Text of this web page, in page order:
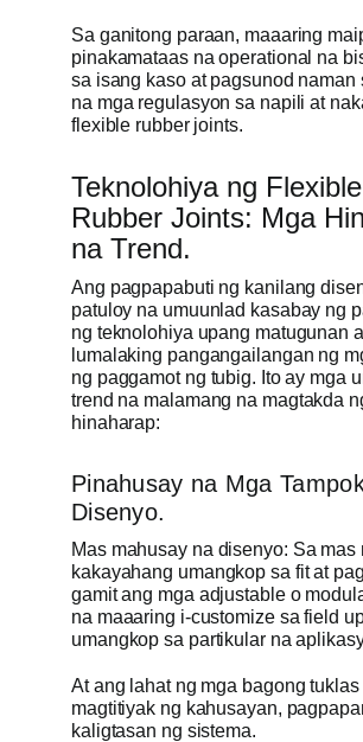
Sa ganitong paraan, maaaring
pinakamataas na operational na
sa isang kaso at pagsunod naman
na mga regulasyon sa napili at
flexible rubber joints.
Teknolohiya ng Flexible
Rubber Joints: Mga
na Trend.
Ang pagpapabuti ng kanilang
patuloy na umuunlad kasabay ng
ng teknolohiya upang matugunan
lumalaking pangangailangan ng
ng paggamot ng tubig. Ito ay mga
trend na malamang na magtakda
hinaharap:
Pinahusay na Mga
Disenyo.
Mas mahusay na disenyo: Sa mas
kakayahang umangkop sa fit at
gamit ang mga adjustable o
na maaaring i-customize sa field
umangkop sa partikular na
At ang lahat ng mga bagong
magtitiyak ng kahusayan,
kaligtasan ng sistema.